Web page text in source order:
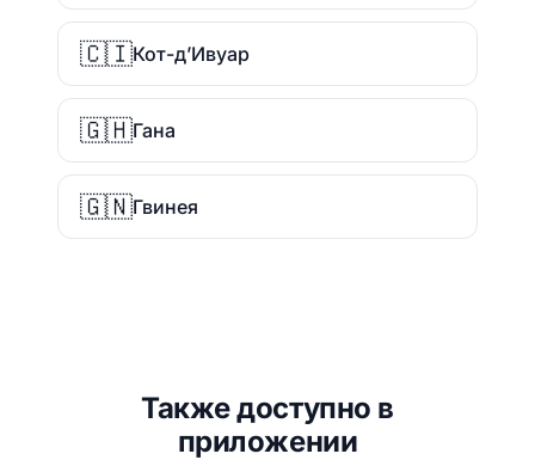
🇨🇮Кот-д’Ивуар
🇬🇭Гана
🇬🇳Гвинея
Также доступно в
приложении